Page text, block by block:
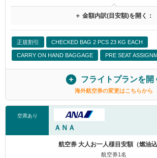
＋ 金額内訳(目安額)を開く：
正規割引 CHECKED BAG 2 PCS 23 KG EACH
CARRY ON HAND BAGGAGE PRE SEAT
フライトプランを開
海外航空券の変更はこちらから
空席あり
ＡＮＡ
航空券 大人お一人様目安額（燃油込
航空券1名